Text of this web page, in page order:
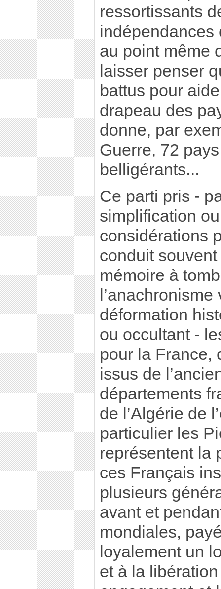
ressortissants
indépendances
au point même
laisser penser
battus pour
drapeau des
donne, par
Guerre, 72
belligérants...
Ce parti pris -
simplification
considérations
conduit
mémoire à
déformation
ou occultant -
pour la France,
issus de
départements
de l’Algérie de
particulier les
représentent la
ces Français
plusieurs
avant et
mondiales,
loyalement un
et à la